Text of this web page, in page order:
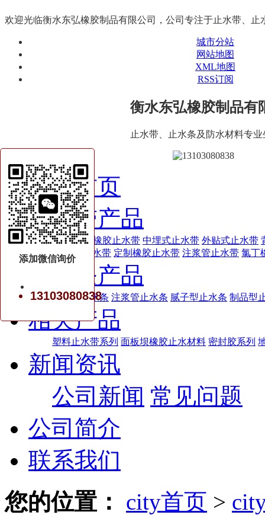
欢迎光临衡水东弘橡胶制品有限公司，公司专注于止水带、
城市分站
网站地图
XML地图
RSS订阅
衡水东弘橡胶制品有
止水带、止水条及防水材料专
网站首页
止水带产品
651-659型橡胶止水带 中埋式止水带 外贴式止水带
带 钢板止水带 定制橡胶止水带 注浆管止水带 氯丁
止水条产品
自粘型止水条 注浆管止水条 腻子型止水条 制品型
相关产品
塑料止水带系列 面板坝橡胶止水材料 密封胶系列
新闻资讯
公司新闻 常见问题
公司简介
联系我们
添加微信询价
13103080838
您的位置： city首页 >